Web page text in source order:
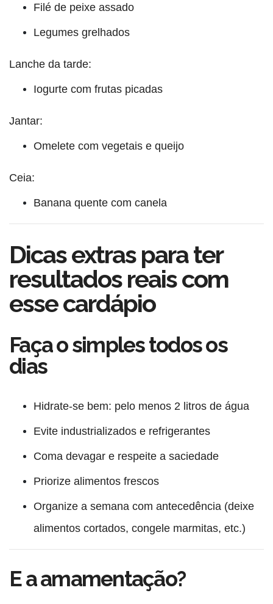
Filé de peixe assado
Legumes grelhados
Lanche da tarde:
Iogurte com frutas picadas
Jantar:
Omelete com vegetais e queijo
Ceia:
Banana quente com canela
Dicas extras para ter
resultados reais com
esse cardápio
Faça o simples todos os
dias
Hidrate-se bem: pelo menos 2 litros de água
Evite industrializados e refrigerantes
Coma devagar e respeite a saciedade
Priorize alimentos frescos
Organize a semana com antecedência (deixe
alimentos cortados, congele marmitas, etc.)
E a amamentação?